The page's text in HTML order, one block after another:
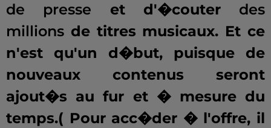
de presse et d'�couter des
millions de titres musicaux. Et ce
n'est qu'un d�but, puisque de
nouveaux contenus seront
ajout�s au fur et � mesure du
temps.( Pour acc�der � l'offre, il